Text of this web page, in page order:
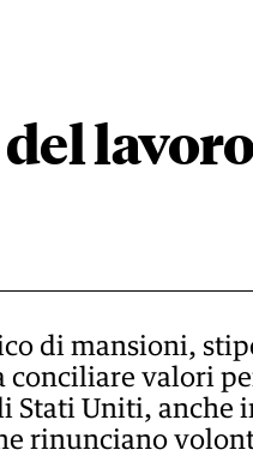
lavoro
di mansioni,
conciliare valori
Stati Uniti, anche
rinunciano